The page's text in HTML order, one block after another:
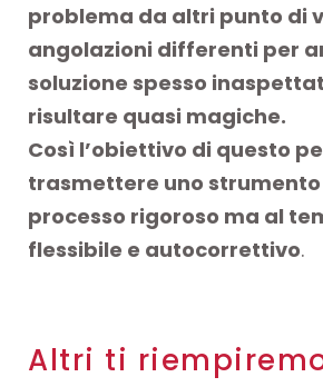
problema da altri punto di
angolazioni differenti per
soluzione spesso
risultare quasi magiche.
Così l’obiettivo di questo
trasmettere uno strumento
processo rigoroso ma al
flessibile e autocorrettivo.
Altri ti